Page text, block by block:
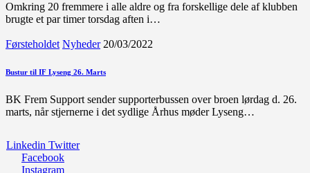
Omkring 20 fremmere i alle aldre og fra forskellige dele af klubben
brugte et par timer torsdag aften i…
Førsteholdet Nyheder 20/03/2022
Bustur til IF Lyseng 26. Marts
BK Frem Support sender supporterbussen over broen lørdag d. 26.
marts, når stjernerne i det sydlige Århus møder Lyseng…
Linkedin Twitter
Facebook
Instagram